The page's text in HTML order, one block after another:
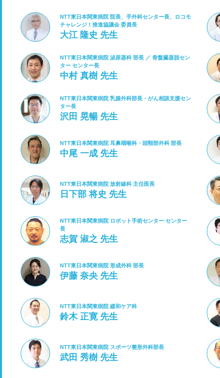
NTT東日本関東病院 院長、手外科センター長、ロコモ
チャレンジ！推進協議会 委員長
大江 隆史 先生
NTT東日本関東病院 泌尿器科 部長 ／ 骨盤臓器脱セン
ター センター長
中村 真樹 先生
NTT東日本関東病院 乳腺外科部長・がん相談支援セン
ター長
沢田 晃暢 先生
NTT東日本関東病院 耳鼻咽喉科・頭頸部外科 部長
中尾 一成 先生
NTT東日本関東病院 放射線科 主任医長
日下部 将史 先生
NTT東日本関東病院 ロボット手術センター センター
長
志賀 淑之 先生
NTT東日本関東病院 形成外科 部長
伊藤 奈央 先生
NTT東日本関東病院 緩和ケア科
鈴木 正寛 先生
NTT東日本関東病院 スポーツ整形外科部長
武田 秀樹 先生